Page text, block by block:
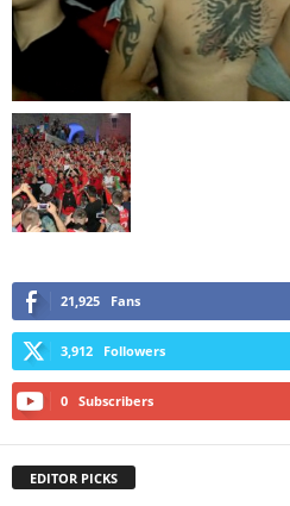
21,925 Fans
3,912 Followers
0 Subscribers
EDITOR PICKS